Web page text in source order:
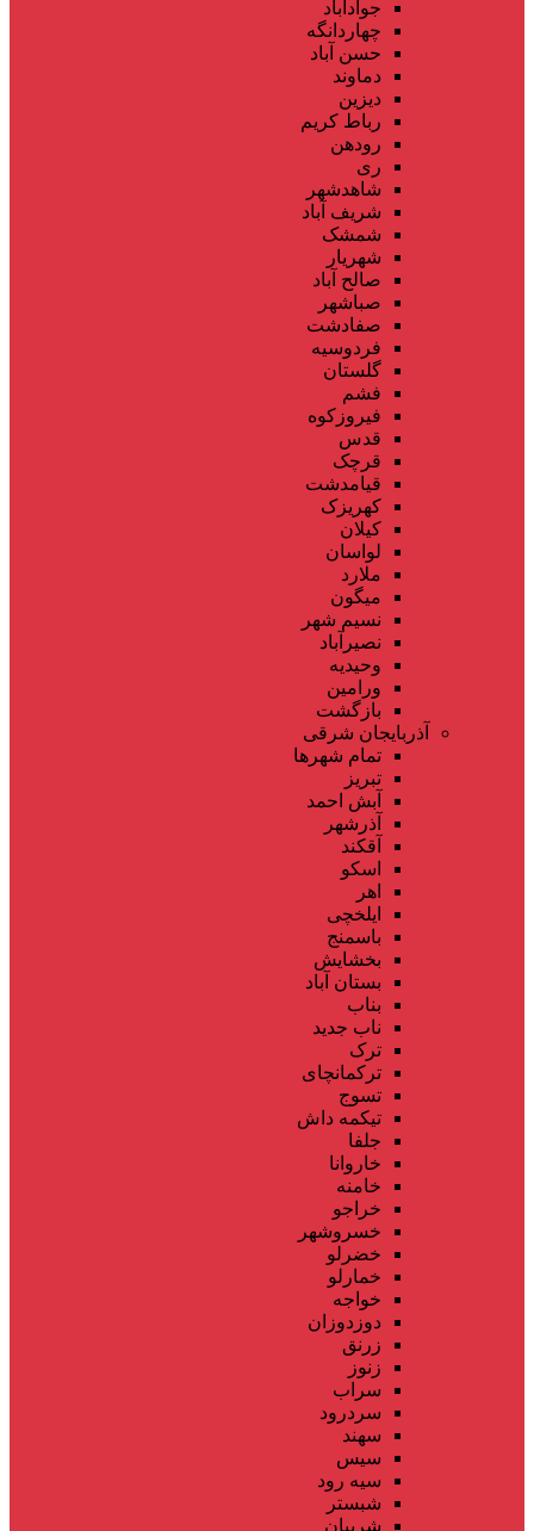
جوادآباد
چهاردانگه
حسن آباد
دماوند
دیزین
رباط کریم
رودهن
ری
شاهدشهر
شریف آباد
شمشک
شهریار
صالح آباد
صباشهر
صفادشت
فردوسیه
گلستان
فشم
فیروزکوه
قدس
قرچک
قیامدشت
کهریزک
کیلان
لواسان
ملارد
میگون
نسیم شهر
نصیرآباد
وحیدیه
ورامین
بازگشت
آذربایجان شرقی
تمام شهر‌ها
تبریز
آبش احمد
آذرشهر
آقکند
اسکو
اهر
ایلخچی
باسمنج
بخشایش
بستان آباد
بناب
ناب جدید
ترک
ترکمانچای
تسوج
تیکمه داش
جلفا
خاروانا
خامنه
خراجو
خسروشهر
خضرلو
خمارلو
خواجه
دوزدوزان
زرنق
زنوز
سراب
سردرود
سهند
سیس
سیه رود
شبستر
شربیان